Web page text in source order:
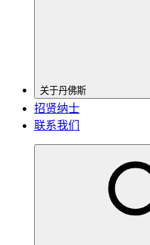
关于丹佛斯
招贤纳士
联系我们